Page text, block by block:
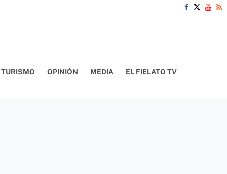
TURISMO OPINIÓN MEDIA EL FIELATO TV